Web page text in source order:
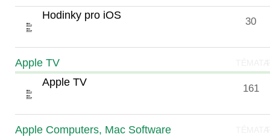
Hodinky pro iOS
30
Apple TV
Apple TV
161
Apple Computers, Mac Software